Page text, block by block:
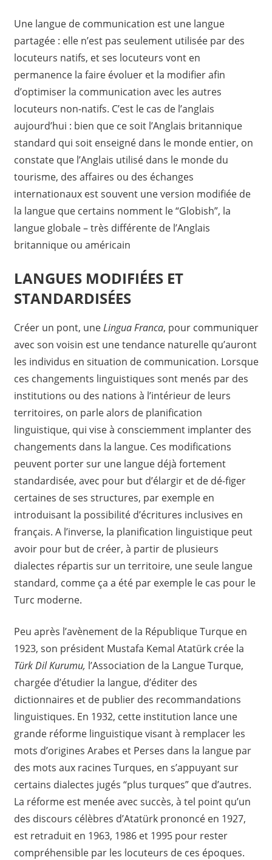
Une langue de communication est une langue
partagée : elle n’est pas seulement utilisée par des
locuteurs natifs, et ses locuteurs vont en
permanence la faire évoluer et la modifier afin
d’optimiser la communication avec les autres
locuteurs non-natifs. C’est le cas de l’anglais
aujourd’hui : bien que ce soit l’Anglais britannique
standard qui soit enseigné dans le monde entier, on
constate que l’Anglais utilisé dans le monde du
tourisme, des affaires ou des échanges
internationaux est souvent une version modifiée de
la langue que certains nomment le “Globish”, la
langue globale – très différente de l’Anglais
britannique ou américain
LANGUES MODIFIÉES ET
STANDARDISÉES
Créer un pont, uneLingua Franca, pour communiquer
avec son voisin est une tendance naturelle qu’auront
les individus en situation de communication. Lorsque
ces changements linguistiques sont menés par des
institutions ou des nations à l’intérieur de leurs
territoires, on parle alors de planification
linguistique, qui vise à consciemment implanter des
changements dans la langue. Ces modifications
peuvent porter sur une langue déjà fortement
standardisée, avec pour but d’élargir et de dé-figer
certaines de ses structures, par exemple en
introduisant la possibilité d’écritures inclusives en
français. A l’inverse, la planification linguistique peut
avoir pour but de créer, à partir de plusieurs
dialectes répartis sur un territoire, une seule langue
standard, comme ça a été par exemple le cas pour le
Turc moderne.
Peu après l’avènement de la République Turque en
1923, son président Mustafa Kemal Atatürk crée la
Türk Dil Kurumu, l’Association de la Langue Turque,
chargée d’étudier la langue, d’éditer des
dictionnaires et de publier des recommandations
linguistiques. En 1932, cette institution lance une
grande réforme linguistique visant à remplacer les
mots d’origines Arabes et Perses dans la langue par
des mots aux racines Turques, en s’appuyant sur
certains dialectes jugés “plus turques” que d’autres.
La réforme est menée avec succès, à tel point qu’un
des discours célèbres d’Atatürk prononcé en 1927,
est retraduit en 1963, 1986 et 1995 pour rester
compréhensible par les locuteurs de ces époques.